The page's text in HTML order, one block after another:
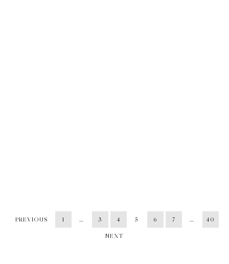
PREVIOUS 1 … 3 4 5 6 7 … 40
NEXT